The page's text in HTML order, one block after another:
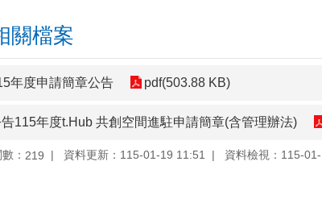
關檔案
年度申請簡章公告 pdf(503.88 KB)
115年度t.Hub 共創空間進駐申請簡章(含管理辦法)
： 219 資料更新：115-01-19 11:51 資料檢視：115-